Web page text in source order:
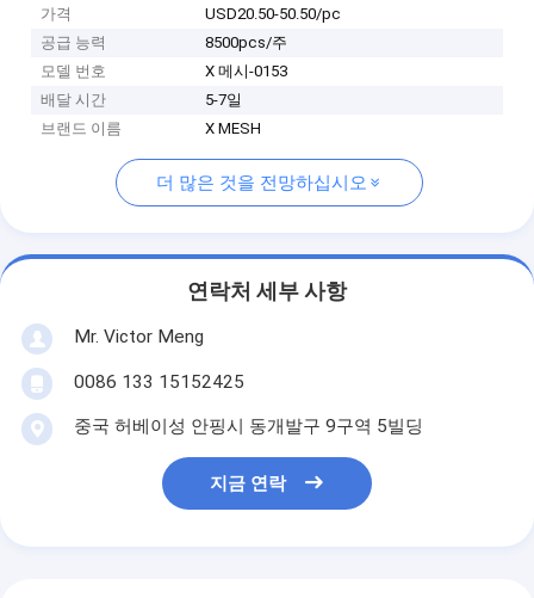
가격
USD20.50-50.50/pc
공급 능력
8500pcs/주
모델 번호
X 메시-0153
배달 시간
5-7일
브랜드 이름
X MESH
더 많은 것을 전망하십시오
연락처 세부 사항
Mr. Victor Meng
0086 133 15152425
중국 허베이성 안핑시 동개발구 9구역 5빌딩
지금 연락